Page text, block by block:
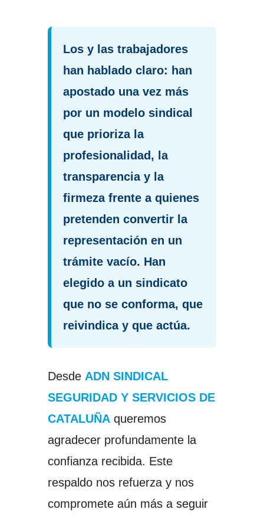
Los y las trabajadores
han hablado claro: han
apostado una vez más
por un modelo sindical
que prioriza la
profesionalidad, la
transparencia y la
firmeza frente a quienes
pretenden convertir la
representación en un
trámite vacío. Han
elegido a un sindicato
que no se conforma, que
reivindica y que actúa.
Desde ADN SINDICAL
SEGURIDAD Y SERVICIOS DE
CATALUÑAqueremos
agradecer profundamente la
confianza recibida. Este
respaldo nos refuerza y nos
compromete aún más a seguir